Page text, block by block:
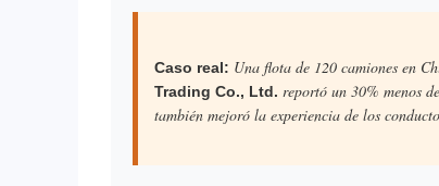
Caso real: Una flota de 120 camiones en
Trading Co., Ltd. reportó un 30% menos
también mejoró la experiencia de los